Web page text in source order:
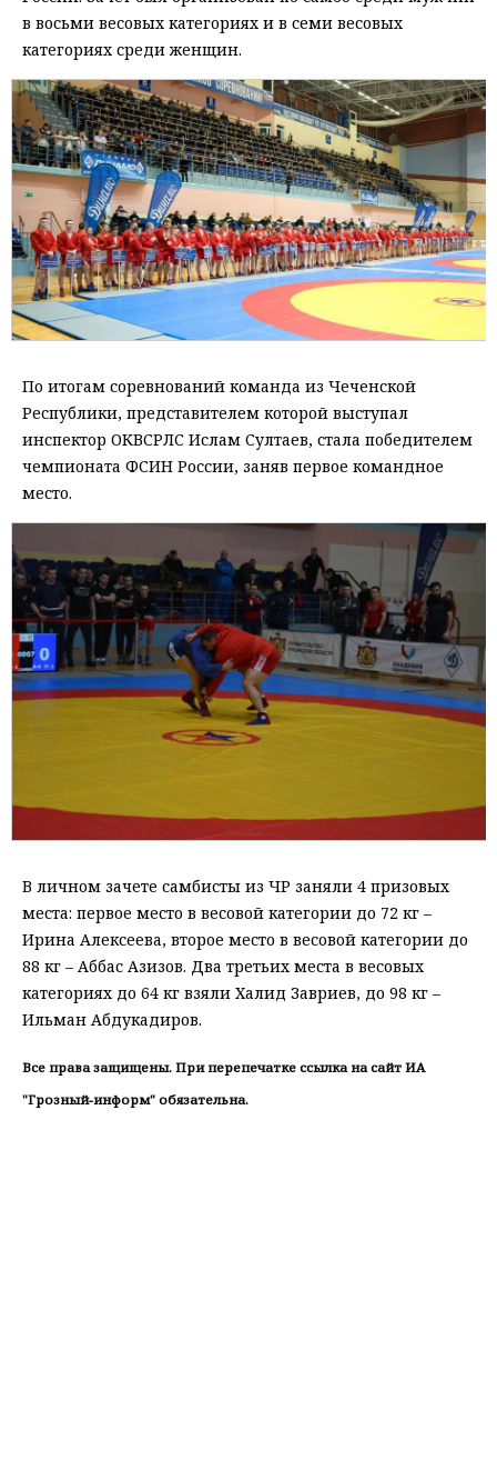
в восьми весовых категориях и в семи весовых
категориях среди женщин.
По итогам соревнований команда из Чеченской
Республики, представителем которой выступал
инспектор ОКВСРЛС Ислам Султаев, стала победителем
чемпионата ФСИН России, заняв первое командное
место.
В личном зачете самбисты из ЧР заняли 4 призовых
места: первое место в весовой категории до 72 кг –
Ирина Алексеева, второе место в весовой категории до
88 кг – Аббас Азизов. Два третьих места в весовых
категориях до 64 кг взяли Халид Завриев, до 98 кг –
Ильман Абдукадиров.
Все права защищены. При перепечатке ссылка на сайт ИА
"Грозный-информ" обязательна.